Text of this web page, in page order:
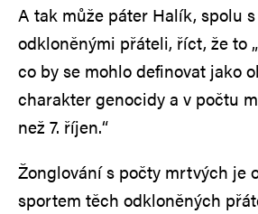
A tak může páter Halík, spolu
odkloněnými přáteli, říct, že to
co by se mohlo definovat jako
charakter genocidy a v počtu
než 7. říjen.“
Žonglování s počty mrtvých je
sportem těch odkloněných